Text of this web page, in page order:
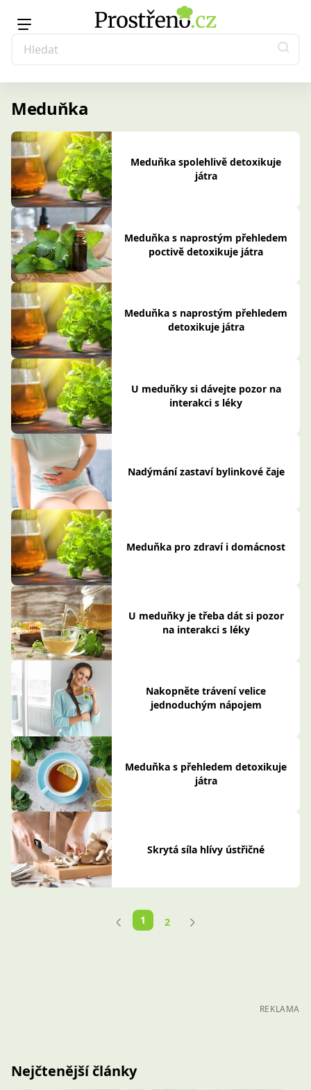
Meduňka
Meduňka spolehlivě detoxikuje
játra
Meduňka s naprostým přehledem
poctivě detoxikuje játra
Meduňka s naprostým přehledem
detoxikuje játra
U meduňky si dávejte pozor na
interakci s léky
Nadýmání zastaví bylinkové čaje
Meduňka pro zdraví i domácnost
U meduňky je třeba dát si pozor
na interakci s léky
Nakopněte trávení velice
jednoduchým nápojem
Meduňka s přehledem detoxikuje
játra
Skrytá síla hlívy ústřičné
1 2
REKLAMA
Nejčtenější články